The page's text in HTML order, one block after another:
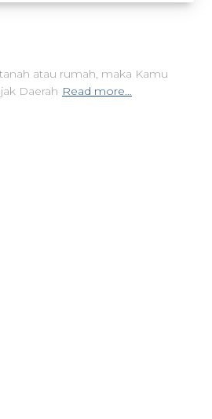
atau rumah, maka Kamu
Daerah Read more…